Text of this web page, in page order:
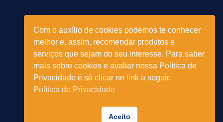
Menu
© 2023 - Movimento Livre Iniciativa para TODOS - Todos os
Com o auxílio de cookies podemos te conhecer
melhor e, assim, recomendar produtos e
serviços que sejam do seu interesse. Para saber
mais sobre cookies e avaliar nossa Política de
Privacidade é só clicar no link a seguir.
Política de Privacidade
Aceito